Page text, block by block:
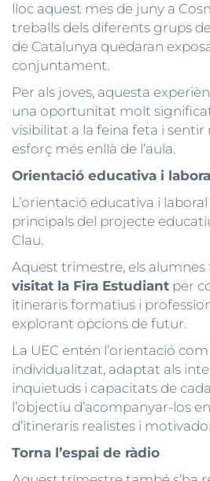
lloc aquest mes de juny a
treballs dels diferents grups
de Catalunya quedaran
conjuntament.
Per als joves, aquesta
una oportunitat molt
visibilitat a la feina feta i sentir
esforç més enllà de l’aula.
Orientació educativa i
L’orientació educativa i
principals del projecte
Clau.
Aquest trimestre, els
visitat la Fira Estudiant per
itineraris formatius i
explorant opcions de futur.
La UEC entén l’orientació
individualitzat, adaptat als
inquietuds i capacitats de
l’objectiu d’acompanyar-los
d’itineraris realistes i
Torna l’espai de ràdio